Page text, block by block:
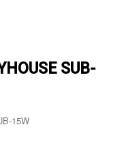
SUB-
15W